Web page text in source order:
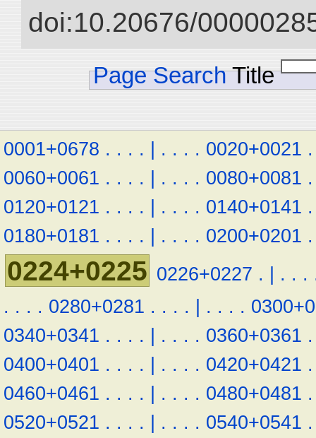
doi:10.20676/
Page Search Title
0001+0678 . . . . | . . . . 0020+0021 .
0060+0061 . . . . | . . . . 0080+0081 .
0120+0121 . . . . | . . . . 0140+0141 .
0180+0181 . . . . | . . . . 0200+0201 .
0224+0225 0226+0227 . | . . .
. . . . 0280+0281 . . . . | . . . .
0340+0341 . . . . | . . . . 0360+0361 .
0400+0401 . . . . | . . . . 0420+0421 .
0460+0461 . . . . | . . . . 0480+0481 .
0520+0521 . . . . | . . . . 0540+0541 .